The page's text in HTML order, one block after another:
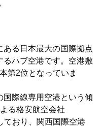
ある日本最大の国際拠点
るハブ空港です。空港敷
第2位となっていま
国際線専用空港という傾
る格安航空会社
ており、関西国際空港